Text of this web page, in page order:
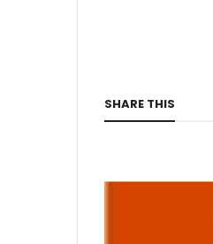
SHARE THIS